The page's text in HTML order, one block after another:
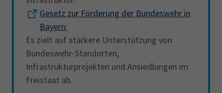
Gesetz zur Förderung der Bundeswehr in
Bayern:
Es zielt auf stärkere Unterstützung von
Bundeswehr-Standorten,
Infrastrukturprojekten und Ansiedlungen im
Freistaat ab.